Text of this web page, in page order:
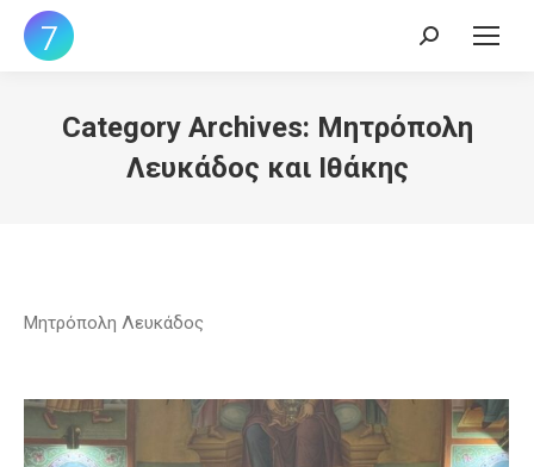
Search:
Category Archives: Μητρόπολη
Λευκάδος και Ιθάκης
Μητρόπολη Λευκάδος